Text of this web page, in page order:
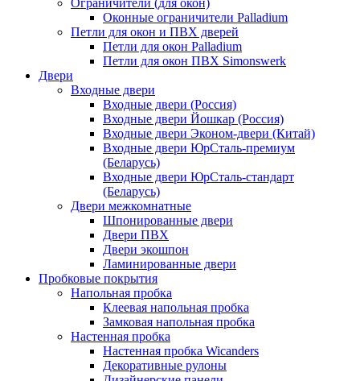
Ограничители (для окон)
Оконные ограничители Palladium
Петли для окон и ПВХ дверей
Петли для окон Palladium
Петли для окон ПВХ Simonswerk
Двери
Входные двери
Входные двери (Россия)
Входные двери Йошкар (Россия)
Входные двери Эконом-двери (Китай)
Входные двери ЮрСталь-премиум
(Беларусь)
Входные двери ЮрСталь-стандарт
(Беларусь)
Двери межкомнатные
Шпонированные двери
Двери ПВХ
Двери экошпон
Ламинированные двери
Пробковые покрытия
Напольная пробка
Клеевая напольная пробка
Замковая напольная пробка
Настенная пробка
Настенная пробка Wicanders
Декоративные рулоны